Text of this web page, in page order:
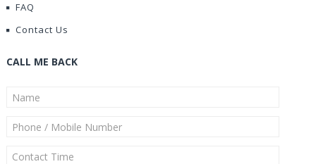
FAQ
Contact Us
CALL ME BACK